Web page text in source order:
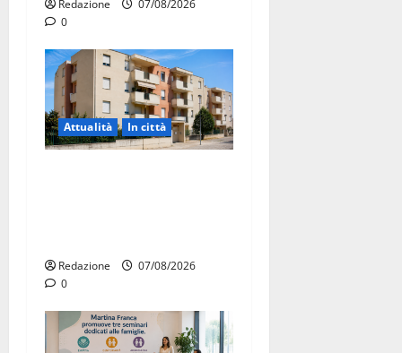
Redazione
07/08/2026
0
Attualità In città
Redazione
07/08/2026
0